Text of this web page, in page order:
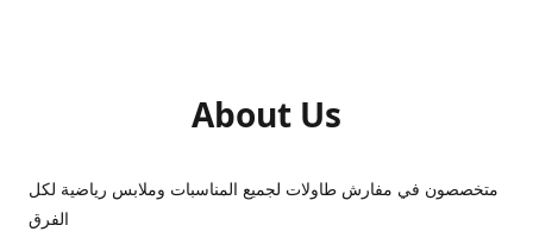
About Us
متخصصون في مفارش طاولات لجميع المناسبات وملابس رياضية لكل
الفرق